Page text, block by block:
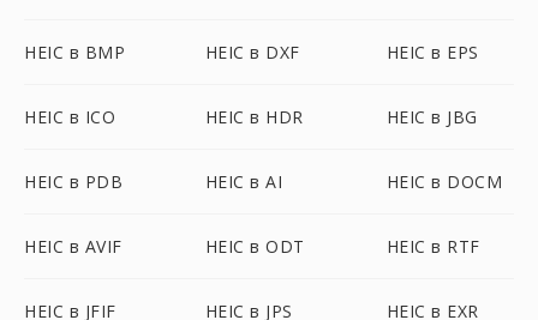
HEIC в BMP HEIC в DXF HEIC в EPS
HEIC в ICO HEIC в HDR HEIC в JBG
HEIC в PDB HEIC в AI HEIC в DOCM
HEIC в AVIF HEIC в ODT HEIC в RTF
HEIC в JFIF HEIC в JPS HEIC в EXR